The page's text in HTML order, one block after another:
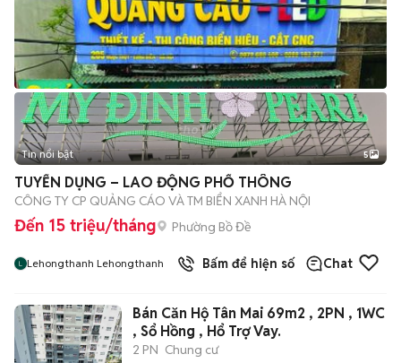
Tin nổi bật 5
TUYỂN DỤNG – LAO ĐỘNG PHỔ THÔNG
CÔNG TY CP QUẢNG CÁO VÀ TM BIỂN XANH HÀ NỘI
Đến 15 triệu/tháng Phường Bồ Đề
Lehongthanh Lehongthanh Bấm để hiện số Chat
Bán Căn Hộ Tân Mai 69m2 , 2PN , 1WC
, Sổ Hồng , Hổ Trợ Vay.
2 PN Chung cư